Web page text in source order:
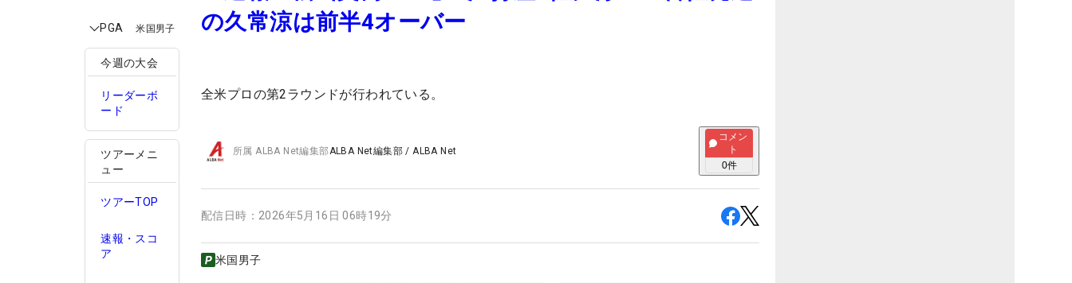
PGA 米国男子
今週の大会
リーダーボ
ード
ツアーメニ
ュー
ツアーTOP
速報・スコ
ア
の久常涼は前半4オーバー
全米プロの第2ラウンドが行われている。
所属ALBA Net編集部ALBA Net編集部 /ALBA Net
コメン
ト
0件
配信日時： 2026年5月16日 06時19分
米国男子